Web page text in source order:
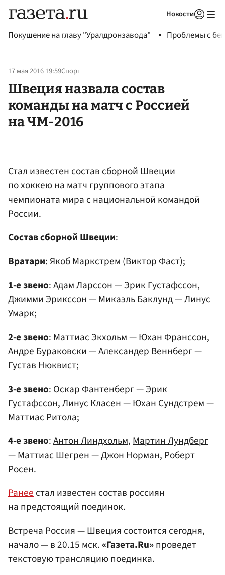
Новости
Покушение на главу "Уралдронзавода" Проблемы с
17 мая 2016 19:59Спорт
Швеция назвала состав
команды на матч с Россией
на ЧМ-2016
Стал известен состав сборной Швеции
по хоккею на матч группового этапа
чемпионата мира с национальной командой
России.
Состав сборной Швеции:
Вратари:Якоб Маркстрем(Виктор Фаст);
1-е звено:Адам Ларссон—Эрик Густафссон,
Джимми Эрикссон—Микаэль Баклунд— Линус
Умарк;
2-е звено:Маттиас Экхольм—Юхан Франссон,
Андре Бураковски —Александер Веннберг—
Густав Нюквист;
3-е звено:Оскар Фантенберг— Эрик
Густафссон,Линус Класен—Юхан Сундстрем—
Маттиас Ритола;
4-е звено:Антон Линдхольм,Мартин Лундберг
—Маттиас Шегрен—Джон Норман,Роберт
Росен.
Ранеестал известен состав россиян
на предстоящий поединок.
Встреча Россия — Швеция состоится сегодня,
начало — в 20.15 мск. «Газета.Ru»проведет
текстовую трансляцию поединка.